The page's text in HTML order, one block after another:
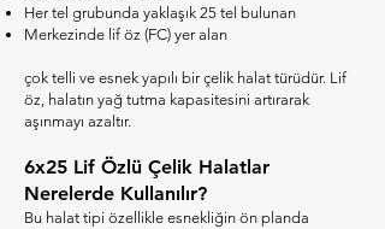
Her tel grubunda yaklaşık 25 tel bulunan
Merkezinde lif öz (FC) yer alan
çok telli ve esnek yapılı bir çelik halat türüdür. Lif
öz, halatın yağ tutma kapasitesini artırarak
aşınmayı azaltır.
6x25 Lif Özlü Çelik Halatlar
Nerelerde Kullanılır?
Bu halat tipi özellikle esnekliğin ön planda